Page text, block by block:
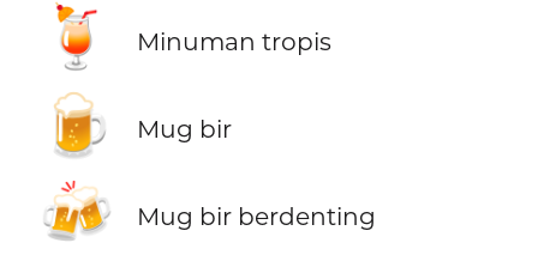
🍹 Minuman tropis
🍺 Mug bir
🍻 Mug bir berdenting